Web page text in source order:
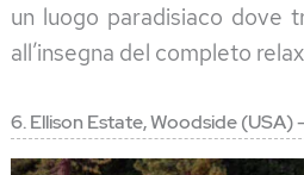
un luogo paradisiaco dove
all’insegna del completo
6. Ellison Estate, Woodside (USA)